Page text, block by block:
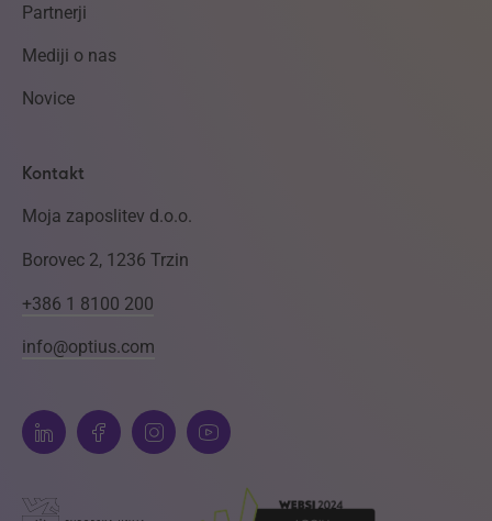
Partnerji
Mediji o nas
Novice
Kontakt
Moja zaposlitev d.o.o.
Borovec 2, 1236 Trzin
+386 1 8100 200
info@optius.com